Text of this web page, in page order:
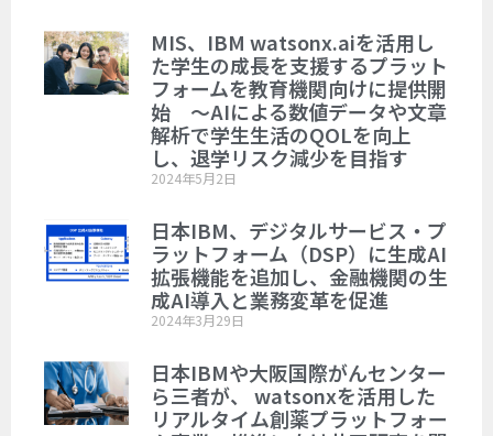
MIS、IBM watsonx.aiを活用し
た学生の成長を支援するプラット
フォームを教育機関向けに提供開
始 ～AIによる数値データや文章
解析で学生生活のQOLを向上
し、退学リスク減少を目指す
2024年5月2日
日本IBM、デジタルサービス・プ
ラットフォーム（DSP）に生成AI
拡張機能を追加し、金融機関の生
成AI導入と業務変革を促進
2024年3月29日
日本IBMや大阪国際がんセンター
ら三者が、 watsonxを活用した
リアルタイム創薬プラットフォー